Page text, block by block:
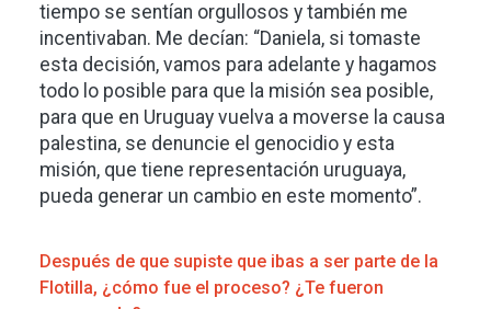
tiempo se sentían orgullosos y también me
incentivaban. Me decían: “Daniela, si tomaste
esta decisión, vamos para adelante y hagamos
todo lo posible para que la misión sea posible,
para que en Uruguay vuelva a moverse la causa
palestina, se denuncie el genocidio y esta
misión, que tiene representación uruguaya,
pueda generar un cambio en este momento”.
Después de que supiste que ibas a ser parte de la
Flotilla, ¿cómo fue el proceso? ¿Te fueron